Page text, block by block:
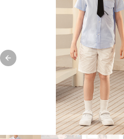
Previous slide